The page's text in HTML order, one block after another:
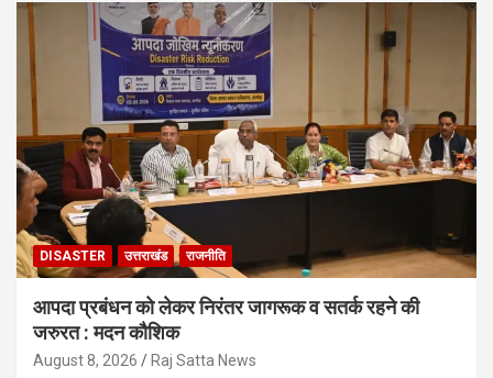
DISASTER उत्तराखंड राजनीति
आपदा प्रबंधन को लेकर निरंतर जागरूक व सतर्क रहने की
जरुरत : मदन कौशिक
August 8, 2026 Raj Satta News